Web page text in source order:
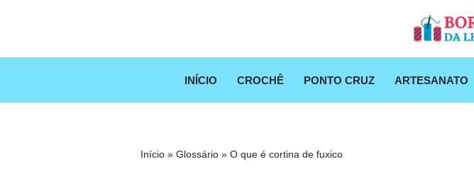
para
INÍCIO CROCHÊ PONTO CRUZ ARTESANATO
Início »Glossário »O que é cortina de fuxico